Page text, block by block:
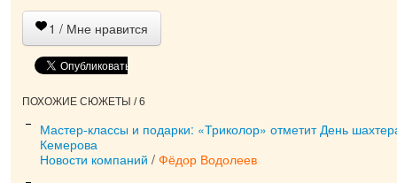
1 / Мне нравится
ПОХОЖИЕ СЮЖЕТЫ / 6
Мастер-классы и подарки: «Триколор» отметит День
Кемерова
Новости компаний / Фёдор Водолеев